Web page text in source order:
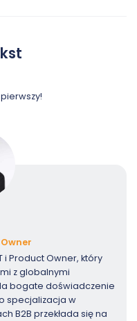
i Product Owner, który
z globalnymi
bogate doświadczenie
specjalizacja w
B2B przekłada się na